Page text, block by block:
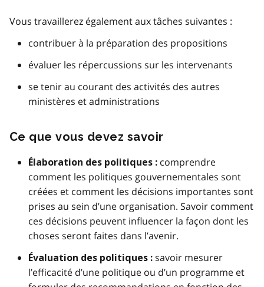
Vous travaillerez également aux tâches suivantes :
contribuer à la préparation des propositions
évaluer les répercussions sur les intervenants
se tenir au courant des activités des autres
ministères et administrations
Ce que vous devez savoir
Élaboration des politiques : comprendre
comment les politiques gouvernementales sont
créées et comment les décisions importantes sont
prises au sein d’une organisation. Savoir comment
ces décisions peuvent influencer la façon dont les
choses seront faites dans l’avenir.
Évaluation des politiques : savoir mesurer
l’efficacité d’une politique ou d’un programme et